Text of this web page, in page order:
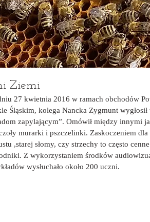
Ziemi
27 kwietnia 2016 w ramach obchodów
Śląskim, kolega Nancka Zygmunt
zapylającym”. Omówił między innymi
murarki i pszczelinki. Zaskoczeniem
,starej słomy, czy strzechy to często
Z wykorzystaniem środków
wysłuchało około 200 uczni.